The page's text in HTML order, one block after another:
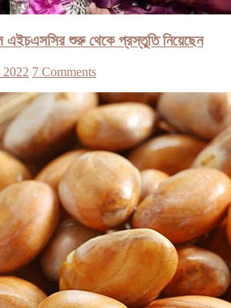
এইচএসসির শুরু থেকে প্রস্তুতি নিয়েছেন
2022 7 Comments